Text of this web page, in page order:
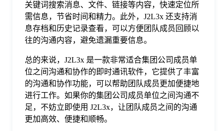
关键词搜索消息、文件、链接等内容，快速定位所
需信息，节省时间和精力。此外，J2L3x 还支持消
息存档和历史记录查看，可以方便团队成员回顾以
往的沟通内容，避免遗漏重要信息。
总的来说，J2L3x 是一款非常适合集团公司成员单
位之间沟通和协作的即时通讯软件，它提供了丰富
的沟通和协作功能，可以帮助团队成员更加便捷地
进行工作。如果你的集团公司成员单位之间沟通不
足，不妨立即使用 J2L3x，让团队成员之间的沟通
更加高效、便捷和顺畅。